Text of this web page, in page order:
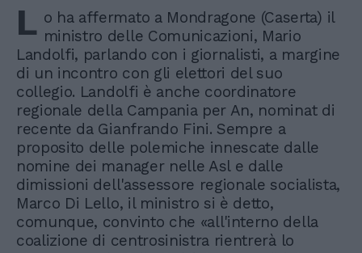
L o ha affermato a Mondragone (Caserta) il
ministro delle Comunicazioni, Mario
Landolfi, parlando con i giornalisti, a margine
di un incontro con gli elettori del suo
collegio. Landolfi è anche coordinatore
regionale della Campania per An, nominat di
recente da Gianfrando Fini. Sempre a
proposito delle polemiche innescate dalle
nomine dei manager nelle Asl e dalle
dimissioni dell'assessore regionale socialista,
Marco Di Lello, il ministro si è detto,
comunque, convinto che «all'interno della
coalizione di centrosinistra rientrerà lo